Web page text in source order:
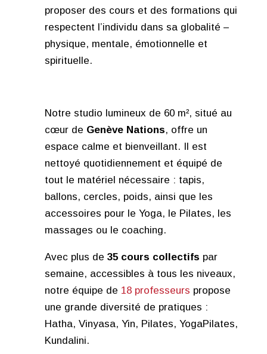
proposer des cours et des formations qui
respectent l’individu dans sa globalité –
physique, mentale, émotionnelle et
spirituelle.
Notre studio lumineux de 60 m², situé au
cœur de Genève Nations, offre un
espace calme et bienveillant. Il est
nettoyé quotidiennement et équipé de
tout le matériel nécessaire : tapis,
ballons, cercles, poids, ainsi que les
accessoires pour le Yoga, le Pilates, les
massages ou le coaching.
Avec plus de 35 cours collectifs par
semaine, accessibles à tous les niveaux,
notre équipe de 18 professeurs propose
une grande diversité de pratiques :
Hatha, Vinyasa, Yin, Pilates, YogaPilates,
Kundalini.